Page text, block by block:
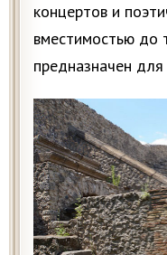
концертов и
вместимостью до
предназначен